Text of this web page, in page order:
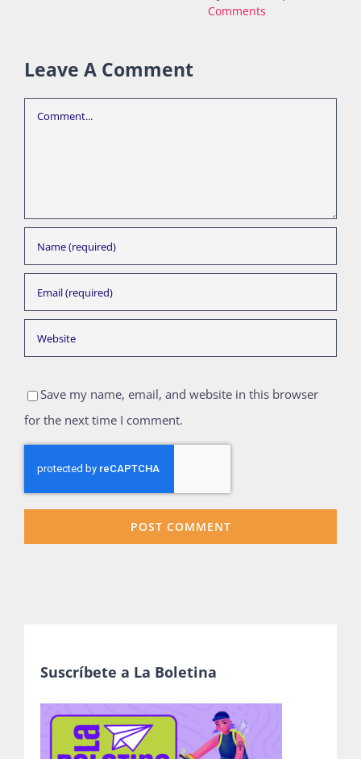
Comments
Leave A Comment
Comment
Save my name, email, and website in this browser
for the next time I comment.
Suscríbete a La Boletina